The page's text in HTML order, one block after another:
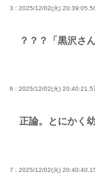
3 : 2025/12/02(火)
？？？「黒沢さ
6 : 2025/12/02(火)
正論。とにかく
7 : 2025/12/02(火)